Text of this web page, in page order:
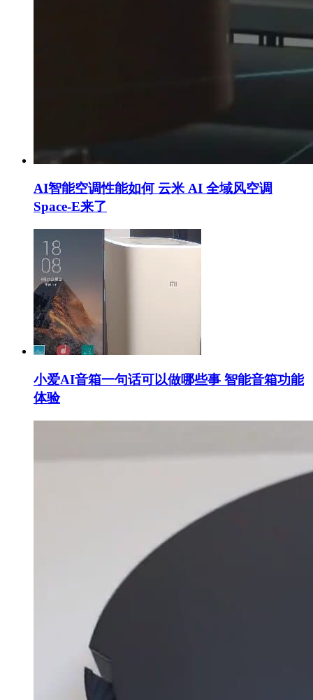
AI智能空调性能如何 云米 AI 全域风空调
Space-E来了
小爱AI音箱一句话可以做哪些事 智能音箱功能
体验